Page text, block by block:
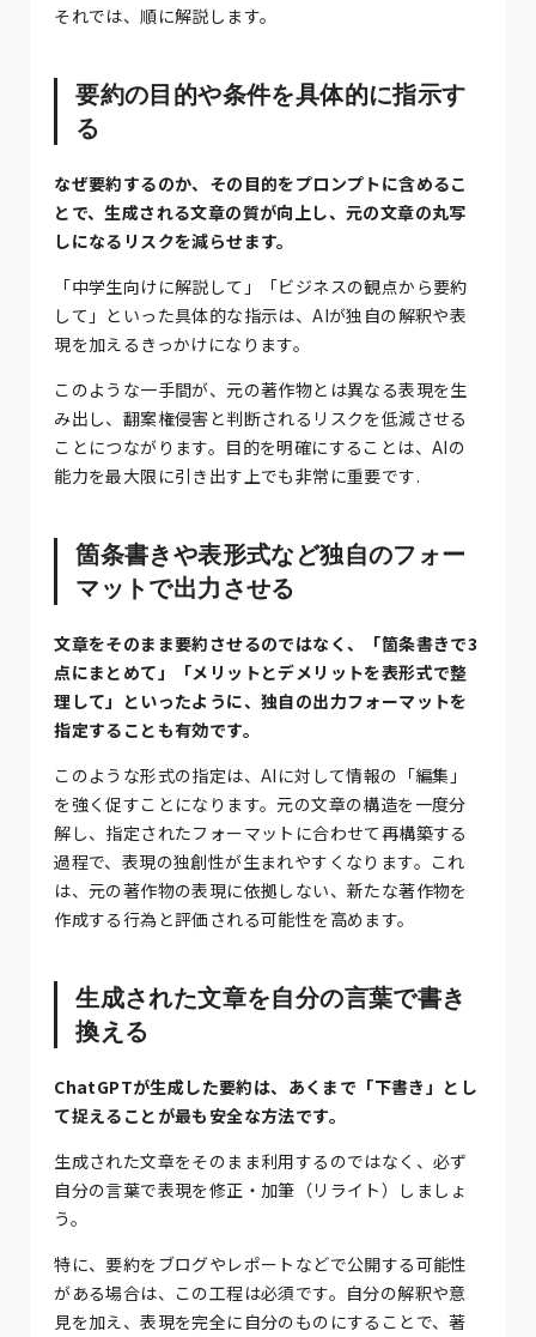
それでは、順に解説します。
要約の目的や条件を具体的に指示す
る
なぜ要約するのか、その目的をプロンプトに含めるこ
とで、生成される文章の質が向上し、元の文章の丸写
しになるリスクを減らせます。
「中学生向けに解説して」「ビジネスの観点から要約
して」といった具体的な指示は、AIが独自の解釈や表
現を加えるきっかけになります。
このような一手間が、元の著作物とは異なる表現を生
み出し、翻案権侵害と判断されるリスクを低減させる
ことにつながります。目的を明確にすることは、AIの
能力を最大限に引き出す上でも非常に重要です.
箇条書きや表形式など独自のフォー
マットで出力させる
文章をそのまま要約させるのではなく、「箇条書きで3
点にまとめて」「メリットとデメリットを表形式で整
理して」といったように、独自の出力フォーマットを
指定することも有効です。
このような形式の指定は、AIに対して情報の「編集」
を強く促すことになります。元の文章の構造を一度分
解し、指定されたフォーマットに合わせて再構築する
過程で、表現の独創性が生まれやすくなります。これ
は、元の著作物の表現に依拠しない、新たな著作物を
作成する行為と評価される可能性を高めます。
生成された文章を自分の言葉で書き
換える
ChatGPTが生成した要約は、あくまで「下書き」とし
て捉えることが最も安全な方法です。
生成された文章をそのまま利用するのではなく、必ず
自分の言葉で表現を修正・加筆（リライト）しましょ
う。
特に、要約をブログやレポートなどで公開する可能性
がある場合は、この工程は必須です。自分の解釈や意
見を加え、表現を完全に自分のものにすることで、著